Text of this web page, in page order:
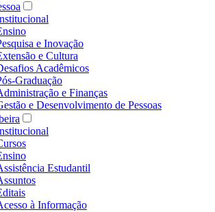
e Inovação
e Cultura
Acadêmicos
Graduação
e Finanças
e Desenvolvimento de Pessoas
Estudantil
à Informação